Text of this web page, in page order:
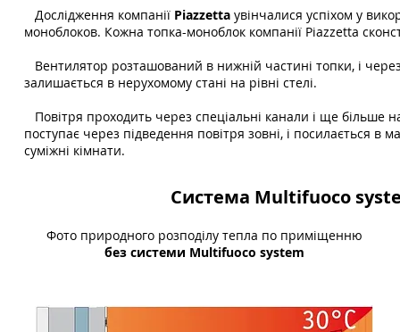
Дослідження компанії Piazzetta увінчалися успіхом у
моноблоков. Кожна топка-моноблок компанії Piazzetta
Вентилятор розташований в нижній частині топки, і
залишається в нерухомому стані на рівні стелі.
Повітря проходить через спеціальні канали і ще більше
поступає через підведення повітря зовні, і посилається в
суміжні кімнати.
Система Multifuoco
Фото природного розподілу тепла по приміщенню
без системи Multifuoco system